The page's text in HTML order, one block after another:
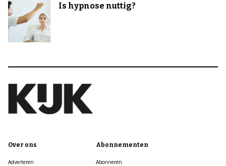
Is hypnose nuttig?
Over ons
Adverteren
Abonnementen
Abonneren